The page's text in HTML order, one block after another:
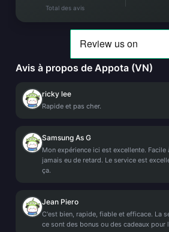
Total des avis
Avis à propos de Appota (VN)
ricky lee
Rapide et pas cher.
Samsung As G
Mon expérience ici est excellente. Facile
jamais eu de retard. Le service est
ça.
Jean Piero
C'est bien, rapide, fiable et efficace. La
ce sont des bonus ou des cadeaux pour